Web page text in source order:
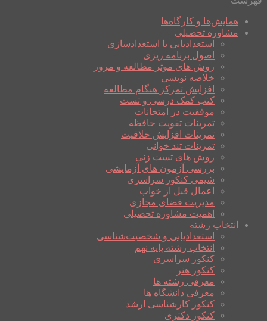
همایش‌ها و کارگاه‌ها
مشاوره تحصیلی
استعدادیابی یا استعدادسازی
اصول برنامه ریزی
روش های موثر مطالعه و مرور
خلاصه نویسی
افزایش تمرکز هنگام مطالعه
کتب کمک درسی و تست
موفقیت در امتحانات
تمرینات تقویت حافظه
تمرینات افزایش خلاقیت
تمرینات تند خوانی
روش های تست زنی
بررسی آزمون های آزمایشی
شیمی کنکور سراسری
اعمال قبل از خواب
مدیریت فضای مجازی
اهمیت مشاوره تحصیلی
انتخاب رشته
استعدادیابی و شخصیت‌شناسی
انتخاب رشته پایه نهم
کنکور سراسری
کنکور هنر
معرفی رشته ها
معرفی دانشگاه ها
کنکور کارشناسی ارشد
کنکور دکتری